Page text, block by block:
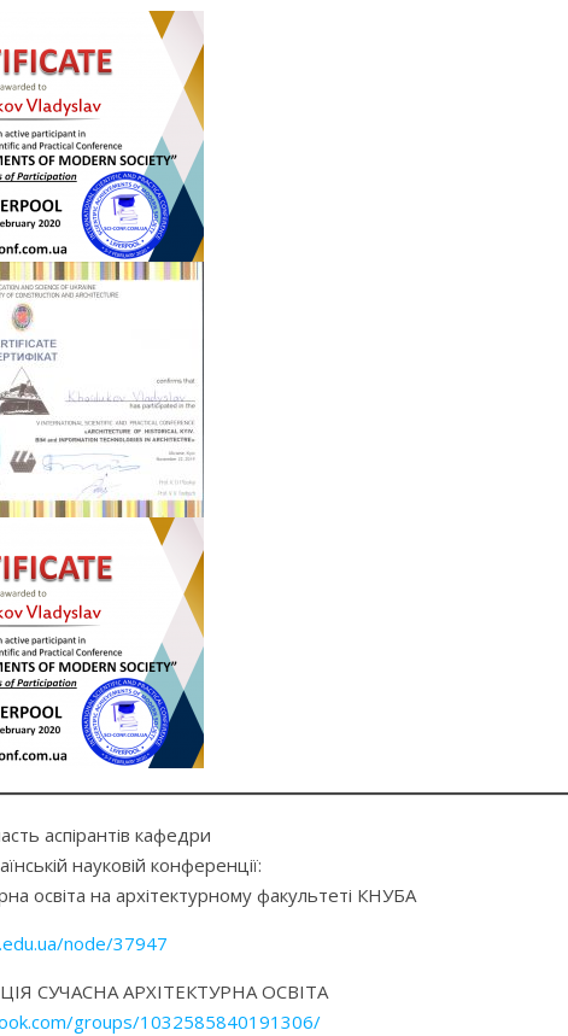
аспірантів кафедри
науковій конференції:
освіта на архітектурному факультеті КНУБА
node/37947
СУЧАСНА АРХІТЕКТУРНА ОСВІТА
groups/1032585840191306/